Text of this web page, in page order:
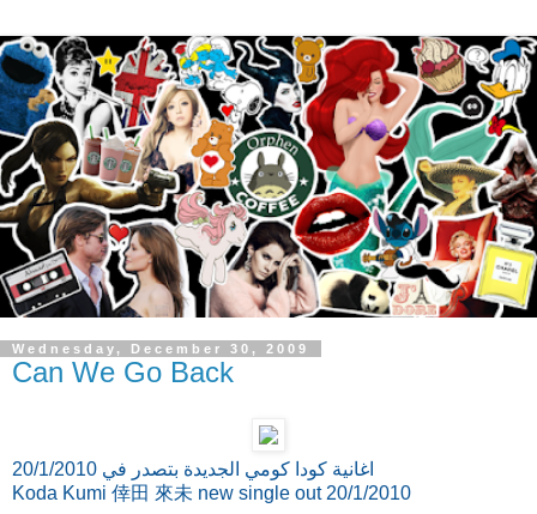
Wednesday, December 30, 2009
Can We Go Back
اغانية كودا كومي الجديدة بتصدر في 20/1/2010
Koda Kumi 倖田 來未 new single out 20/1/2010